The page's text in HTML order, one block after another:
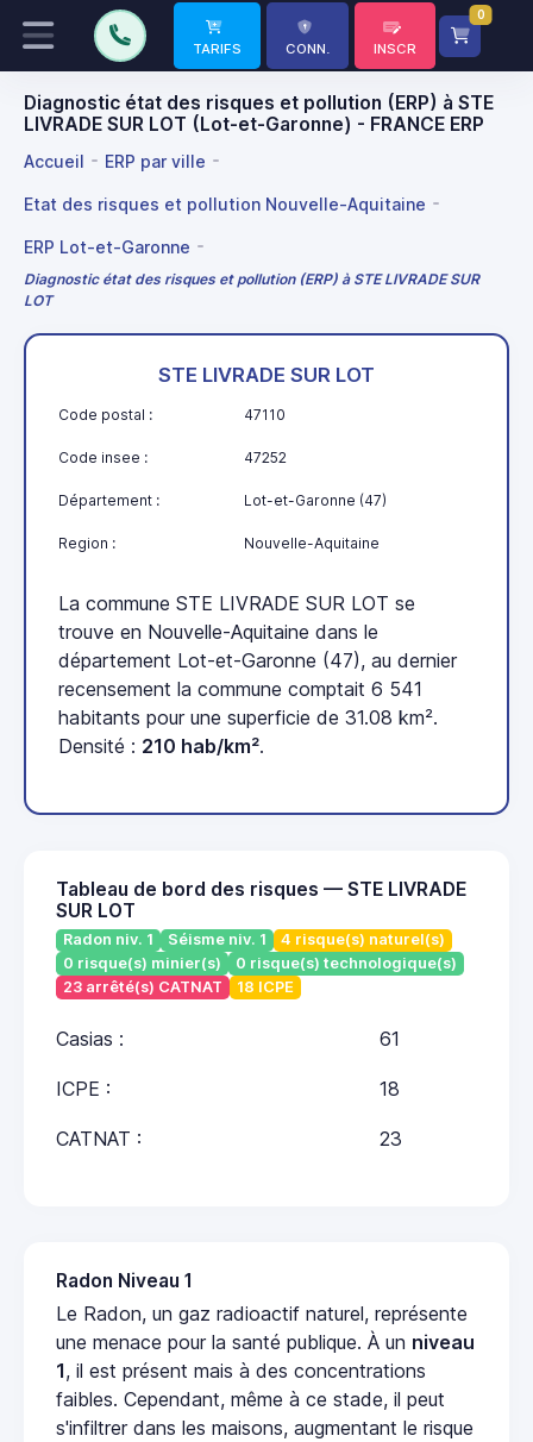
TARIFS CONN. INSCR
0
Diagnostic état des risques et pollution (ERP) à STE
LIVRADE SUR LOT (Lot-et-Garonne) - FRANCE ERP
Accueil ERP par ville
Etat des risques et pollution Nouvelle-Aquitaine
ERP Lot-et-Garonne
Diagnostic état des risques et pollution (ERP) à STE LIVRADE SUR
LOT
STE LIVRADE SUR LOT
Code postal : 47110
Code insee : 47252
Département : Lot-et-Garonne (47)
Region : Nouvelle-Aquitaine
La commune STE LIVRADE SUR LOT se
trouve en Nouvelle-Aquitaine dans le
département Lot-et-Garonne (47), au dernier
recensement la commune comptait 6 541
habitants pour une superficie de 31.08 km².
Densité : 210 hab/km².
Tableau de bord des risques — STE LIVRADE
SUR LOT
Radon niv. 1 Séisme niv. 1
4 risque(s) naturel(s)
0 risque(s) minier(s)
0 risque(s) technologique(s)
23 arrêté(s) CATNAT
18 ICPE
Casias : 61
ICPE : 18
CATNAT : 23
Radon Niveau 1
Le Radon, un gaz radioactif naturel, représente
une menace pour la santé publique. À un niveau
1, il est présent mais à des concentrations
faibles. Cependant, même à ce stade, il peut
s'infiltrer dans les maisons, augmentant le risque